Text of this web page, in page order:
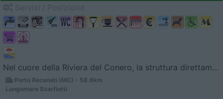
Nel cuore della Riviera del Conero, la struttura direttam...
Porto Recanati (MC) - 58.6km
Lungomare Scarfiotti